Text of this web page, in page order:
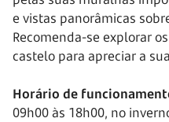
e vistas panorâmicas
Recomenda-se explorar
castelo para apreciar a
Horário de
09h00 às 18h00, no